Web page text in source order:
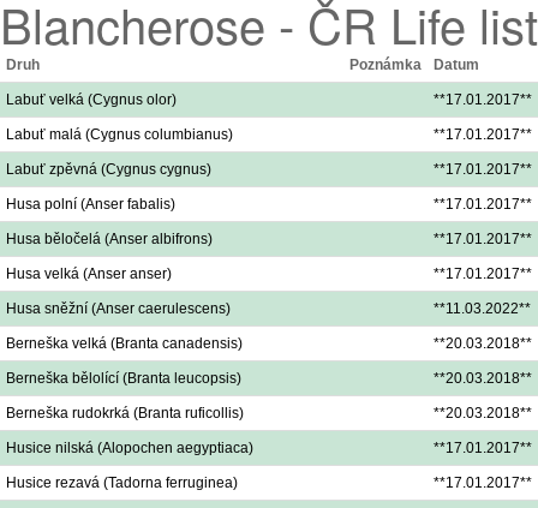
Blancherose - ČR Life list
Druh Poznámka Datum
Labuť velká (Cygnus olor) **17.01.2017**
Labuť malá (Cygnus columbianus) **17.01.2017**
Labuť zpěvná (Cygnus cygnus) **17.01.2017**
Husa polní (Anser fabalis) **17.01.2017**
Husa běločelá (Anser albifrons) **17.01.2017**
Husa velká (Anser anser) **17.01.2017**
Husa sněžní (Anser caerulescens) **11.03.2022**
Berneška velká (Branta canadensis) **20.03.2018**
Berneška bělolící (Branta leucopsis) **20.03.2018**
Berneška rudokrká (Branta ruficollis) **20.03.2018**
Husice nilská (Alopochen aegyptiaca) **17.01.2017**
Husice rezavá (Tadorna ferruginea) **17.01.2017**